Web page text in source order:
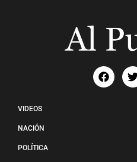
VIDEOS
NACIÓN
POLÍTICA